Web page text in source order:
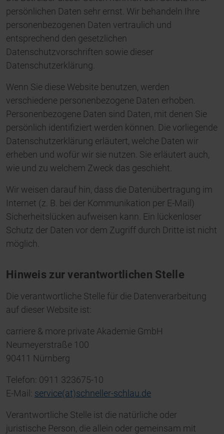
persönlichen Daten sehr ernst. Wir behandeln Ihre
personenbezogenen Daten vertraulich und
entsprechend den gesetzlichen
Datenschutzvorschriften sowie dieser
Datenschutzerklärung.
Wenn Sie diese Website benutzen, werden
verschiedene personenbezogene Daten erhoben.
Personenbezogene Daten sind Daten, mit denen Sie
persönlich identifiziert werden können. Die vorliegende
Datenschutzerklärung erläutert, welche Daten wir
erheben und wofür wir sie nutzen. Sie erläutert auch,
wie und zu welchem Zweck das geschieht.
Wir weisen darauf hin, dass die Datenübertragung im
Internet (z. B. bei der Kommunikation per E-Mail)
Sicherheitslücken aufweisen kann. Ein lückenloser
Schutz der Daten vor dem Zugriff durch Dritte ist nicht
möglich.
Hinweis zur verantwortlichen Stelle
Die verantwortliche Stelle für die Datenverarbeitung
auf dieser Website ist:
carriere & more private Akademie GmbH
Neumeyerstraße 100
90411 Nürnberg
Telefon: 0911 323675-10
E-Mail: service(at)schneller-schlau.de
Verantwortliche Stelle ist die natürliche oder
juristische Person, die allein oder gemeinsam mit